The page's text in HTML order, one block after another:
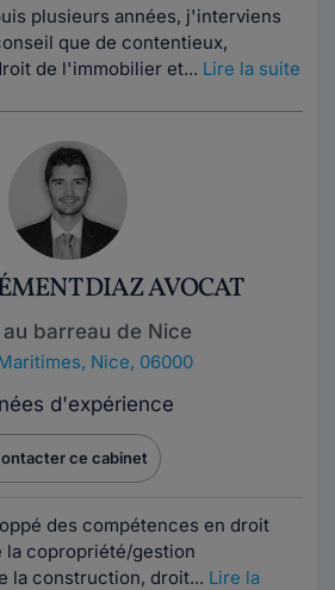
plusieurs années, j'interviens
que de contentieux,
de l'immobilier et... Lire la suite
DIAZ AVOCAT
barreau de Nice
, Nice, 06000
d'expérience
ce cabinet
des compétences en droit
la copropriété/gestion
la construction, droit... Lire la